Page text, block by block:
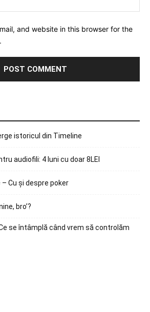
and website in this browser for the
istoricul din Timeline
audiofili: 4 luni cu doar 8LEI
– Cu și despre poker
bro’?
se întâmplă când vrem să controlăm